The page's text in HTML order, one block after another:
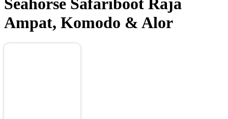
Seahorse Safariboot Raja
Ampat, Komodo & Alor